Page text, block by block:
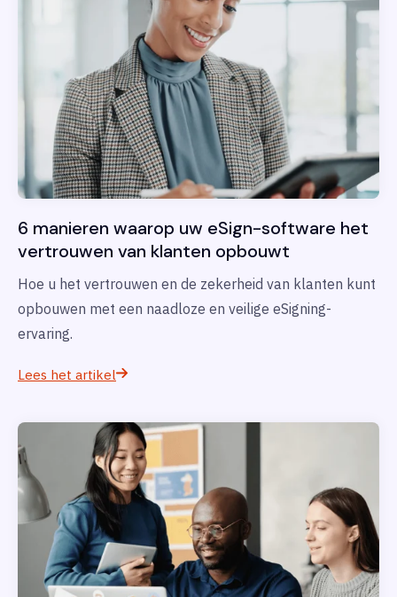
6 manieren waarop uw eSign-software het
vertrouwen van klanten opbouwt
Hoe u het vertrouwen en de zekerheid van klanten kunt
opbouwen met een naadloze en veilige eSigning-
ervaring.
Lees het artikel